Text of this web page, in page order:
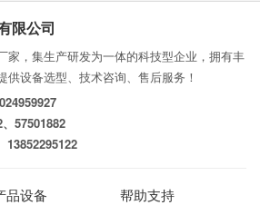
限公司
家，集生产研发为一体的科技型企业，拥有丰
供设备选型、技术咨询、售后服务！
57501882
13852295122
品设备 帮助支持